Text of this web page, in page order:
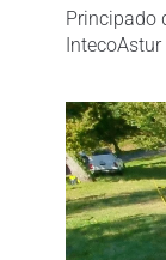
Principado
IntecoAstur